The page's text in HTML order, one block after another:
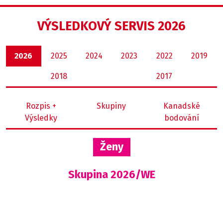
VÝSLEDKOVÝ SERVIS 2026
2026 2025 2024 2023 2022 2019
2018 2017
Rozpis +
Výsledky
Skupiny
Kanadské
bodování
Ženy
Skupina 2026/WE